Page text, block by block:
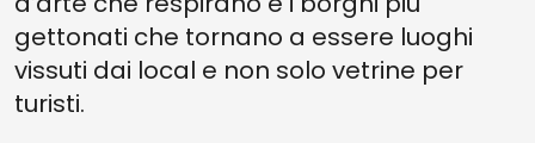
gettonati che tornano a essere luoghi
vissuti dai local e non solo vetrine per
turisti.